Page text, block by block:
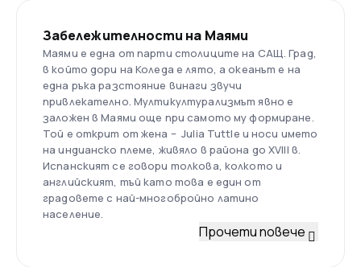
Забележителности на Маями
Маями е една от парти столиците на САЩ. Град,
в който дори на Коледа е лято, а океанът е на
една ръка разстояние винаги звучи
привлекателно. Мултикултурализмът явно е
заложен в Маями още при самото му формиране.
Той е открит от жена – Julia Tuttle и носи името
на индианско племе, живяло в района до XVIII в.
Испанският се говори толкова, колкото и
английският, тъй като това е един от
градовете с най-многобройно латино
население.
Прочети повече